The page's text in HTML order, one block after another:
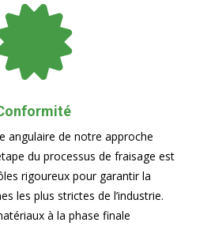
angulaire de notre approche
du processus de fraisage est
rigoureux pour garantir la
les plus strictes de l’industrie.
à la phase finale